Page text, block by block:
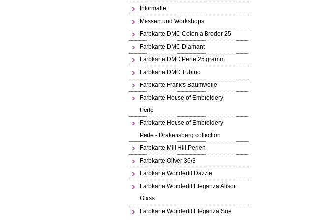
Informatie
Messen und Workshops
Farbkarte DMC Coton a Broder 25
Farbkarte DMC Diamant
Farbkarte DMC Perle 25 gramm
Farbkarte DMC Tubino
Farbkarte Frank's Baumwolle
Farbkarte House of Embroidery
Perle
Farbkarte House of Embroidery
Perle - Drakensberg collection
Farbkarte Mill Hill Perlen
Farbkarte Oliver 36/3
Farbkarte Wonderfil Dazzle
Farbkarte Wonderfil Eleganza Alison
Glass
Farbkarte Wonderfil Eleganza Sue